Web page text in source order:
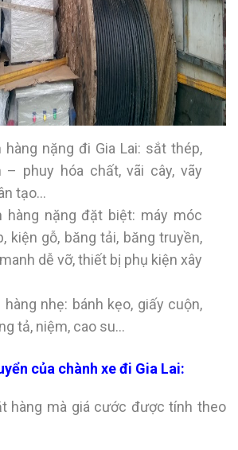
hàng nặng đi Gia Lai: sắt thép,
– phuy hóa chất, vãi cây, vãy
tạo…
hàng nặng đặt biệt: máy móc
kiện gỗ, băng tải, băng truyền,
dễ vỡ, thiết bị phụ kiện xây
nhẹ: bánh kẹo, giấy cuộn,
tả, niệm, cao su…
của chành xe đi Gia Lai:
hàng mà giá cước được tính theo